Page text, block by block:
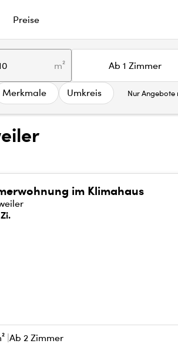
Preise
m² Ab 1 Zimmer
Merkmale Umkreis Nur Angebote
im Klimahaus
Ab 2 Zimmer